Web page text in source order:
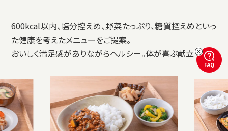
600kcal以内、塩分控えめ、野菜たっぷり、糖質控えめといっ
た健康を考えたメニューをご提案。
おいしく満足感がありながらヘルシー。体が喜ぶ献立です。
FAQ